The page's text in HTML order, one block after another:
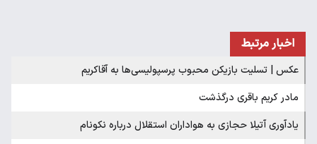
اخبار مرتبط
عکس | تسلیت بازیکن محبوب پرسپولیسی‌ها به آقاکریم
مادر کریم باقری درگذشت
یادآوری آتیلا حجازی به هواداران استقلال درباره نکونام